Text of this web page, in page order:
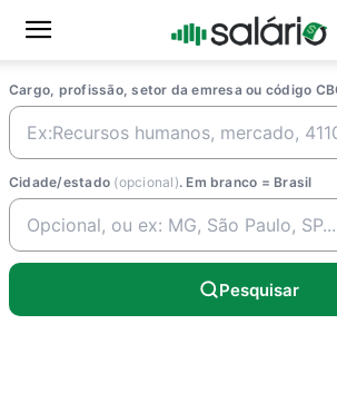
Cargo, profissão, setor da emresa ou código
Cidade/estado (opcional). Em branco = Brasil
Pesquisar